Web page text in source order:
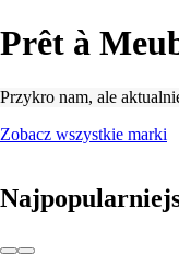
Prêt à
Przykro nam, ale
Zobacz wszystkie marki